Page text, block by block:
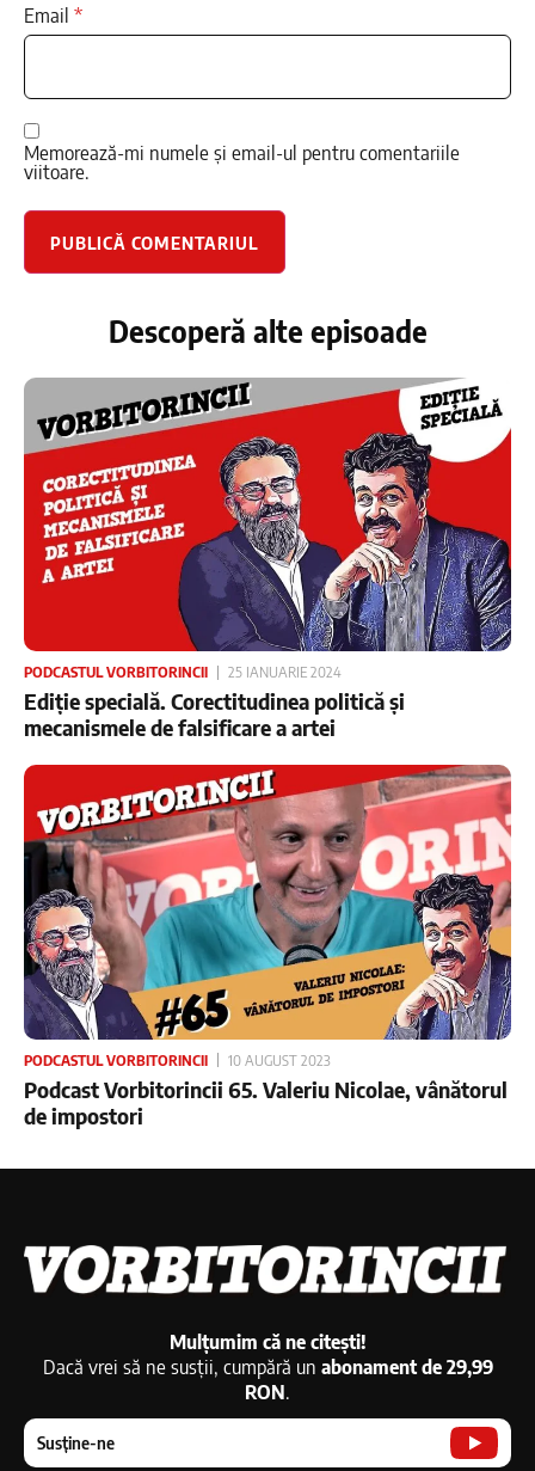
Email *
Memorează-mi numele și email-ul pentru comentariile
viitoare.
Descoperă alte episoade
PODCASTUL VORBITORINCII 25 IANUARIE 2024
Ediție specială. Corectitudinea politică și
mecanismele de falsificare a artei
PODCASTUL VORBITORINCII 10 AUGUST 2023
Podcast Vorbitorincii 65. Valeriu Nicolae, vânătorul
de impostori
Mulțumim că ne citești!
Dacă vrei să ne susții, cumpără un abonament de 29,99
RON.
Susține-ne